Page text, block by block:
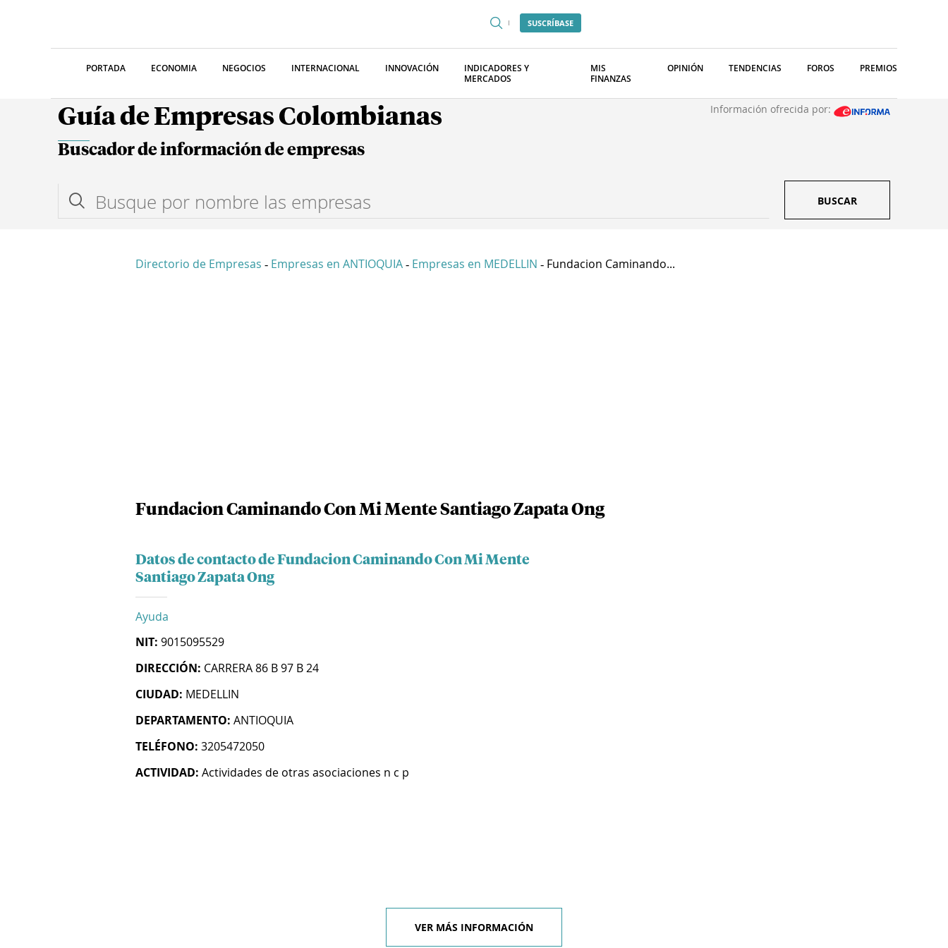
SUSCRÍBASE
PORTADA ECONOMIA NEGOCIOS INTERNACIONAL INNOVACIÓN
INDICADORES Y
MERCADOS
MIS
FINANZAS
OPINIÓN TENDENCIAS FOROS PREMIOS
Guía de Empresas Colombianas Información ofrecida por:
Buscador de información de empresas
BUSCAR
Directorio de Empresas - Empresas en ANTIOQUIA - Empresas en MEDELLIN - Fundacion Caminando...
Fundacion Caminando Con Mi Mente Santiago Zapata Ong
Datos de contacto de Fundacion Caminando Con Mi Mente
Santiago Zapata Ong
Ayuda
NIT: 9015095529
DIRECCIÓN: CARRERA 86 B 97 B 24
CIUDAD: MEDELLIN
DEPARTAMENTO: ANTIOQUIA
TELÉFONO: 3205472050
ACTIVIDAD: Actividades de otras asociaciones n c p
VER MÁS INFORMACIÓN